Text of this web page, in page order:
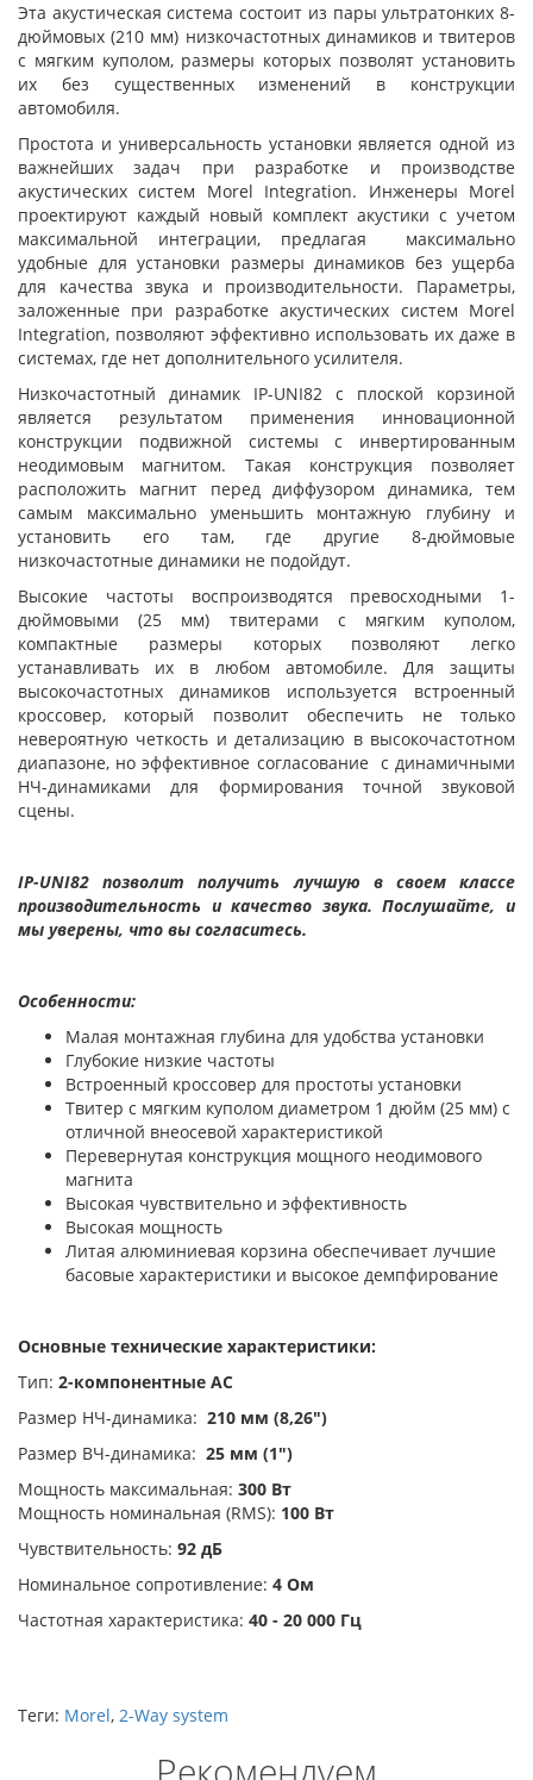
Эта акустическая система состоит из пары ультратонких 8-
дюймовых (210 мм) низкочастотных динамиков и твитеров
с мягким куполом, размеры которых позволят установить
их без существенных изменений в конструкции
автомобиля.
Простота и универсальность установки является одной из
важнейших задач при разработке и производстве
акустических систем Morel Integration. Инженеры Morel
проектируют каждый новый комплект акустики с учетом
максимальной интеграции, предлагая максимально
удобные для установки размеры динамиков без ущерба
для качества звука и производительности. Параметры,
заложенные при разработке акустических систем Morel
Integration, позволяют эффективно использовать их даже в
системах, где нет дополнительного усилителя.
Низкочастотный динамик IP-UNI82 с плоской корзиной
является результатом применения инновационной
конструкции подвижной системы с инвертированным
неодимовым магнитом. Такая конструкция позволяет
расположить магнит перед диффузором динамика, тем
самым максимально уменьшить монтажную глубину и
установить его там, где другие 8-дюймовые
низкочастотные динамики не подойдут.
Высокие частоты воспроизводятся превосходными 1-
дюймовыми (25 мм) твитерами с мягким куполом,
компактные размеры которых позволяют легко
устанавливать их в любом автомобиле. Для защиты
высокочастотных динамиков используется встроенный
кроссовер, который позволит обеспечить не только
невероятную четкость и детализацию в высокочастотном
диапазоне, но эффективное согласование с динамичными
НЧ-динамиками для формирования точной звуковой
сцены.
IP-UNI82 позволит получить лучшую в своем классе
производительность и качество звука. Послушайте, и
мы уверены, что вы согласитесь.
Особенности:
Малая монтажная глубина для удобства установки
Глубокие низкие частоты
Встроенный кроссовер для простоты установки
Твитер с мягким куполом диаметром 1 дюйм (25 мм) с
отличной внеосевой характеристикой
Перевернутая конструкция мощного неодимового
магнита
Высокая чувствительно и эффективность
Высокая мощность
Литая алюминиевая корзина обеспечивает лучшие
басовые характеристики и высокое демпфирование
Основные технические характеристики:
Тип: 2-компонентные АС
Размер НЧ-динамика: 210 мм (8,26")
Размер ВЧ-динамика: 25 мм (1")
Мощность максимальная: 300 Вт
Мощность номинальная (RMS): 100 Вт
Чувствительность: 92 дБ
Номинальное сопротивление: 4 Ом
Частотная характеристика: 40 - 20 000 Гц
Теги: Morel, 2-Way system